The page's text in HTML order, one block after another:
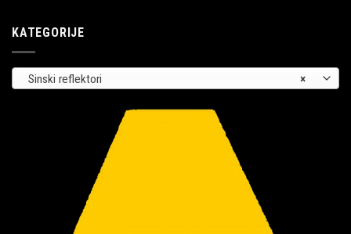
KATEGORIJE
×
Sinski reflektori